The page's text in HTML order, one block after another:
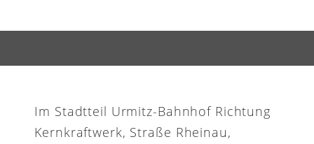
Im Stadtteil Urmitz-Bahnhof Richtung
Kernkraftwerk, Straße Rheinau,